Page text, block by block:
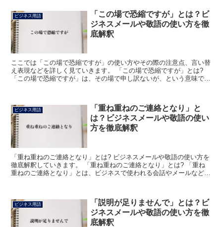
ビジネス用語
「この場で恐縮ですが」とは？ビ
ジネスメールや敬語の使い方を徹
底解釈
ここでは「この場で恐縮ですが」の使い方やその際の注意点、言い替
え表現などを詳しく見ていきます。 「この場で恐縮ですが」とは?
「この場で恐縮ですが」は、その場で申し訳ないが、という意味で使
ビジネス用語
「重ね重ねのご連絡となり」と
は？ビジネスメールや敬語の使い
方を徹底解釈
「重ね重ねのご連絡となり」とは? ビジネスメールや敬語の使い方を
徹底解釈していきます。 「重ね重ねのご連絡となり」とは? 「重ね
重ねのご連絡となり」とは、ビジネスで使われる会話やメールなどに
ビジネス用語
「説明が足りませんで」とは？ビ
ジネスメールや敬語の使い方を徹
底解釈